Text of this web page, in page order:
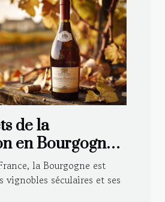
de la
en Bourgogne :
traditionnelles
la Bourgogne est
vignobles séculaires et ses